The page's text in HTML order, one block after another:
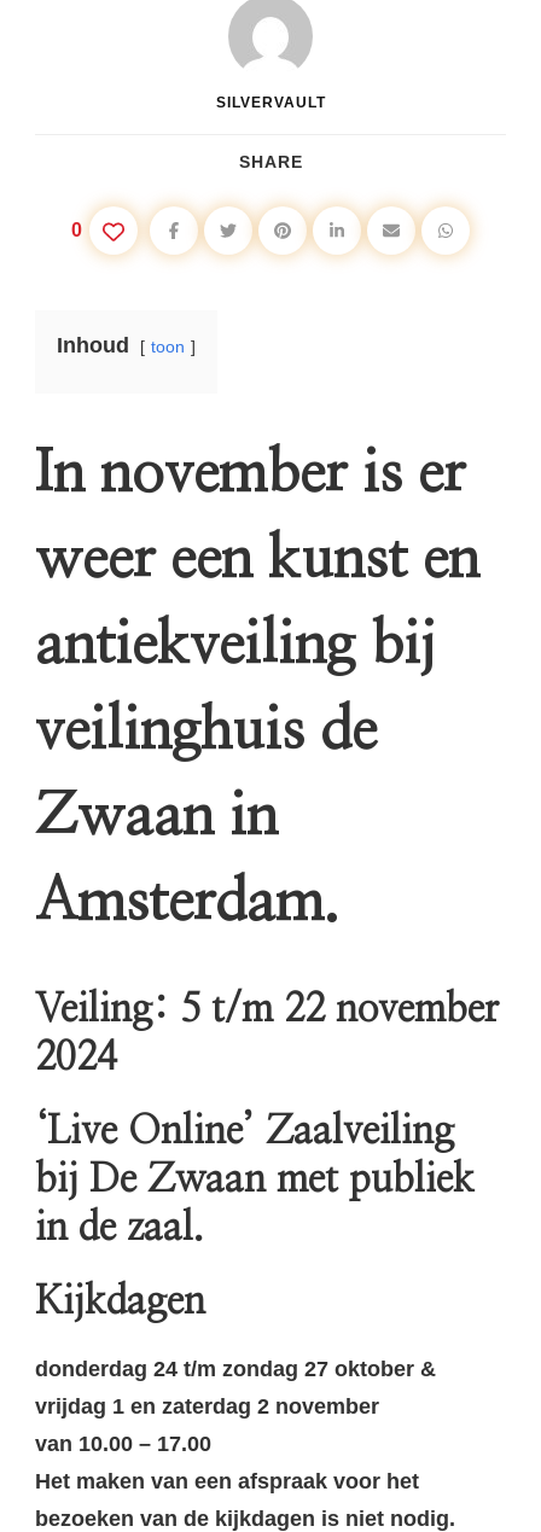
SILVERVAULT
SHARE
0
Inhoud toon
In november is er
weer een kunst en
antiekveiling bij
veilinghuis de
Zwaan in
Amsterdam.
Veiling: 5 t/m 22 november
2024
‘Live Online’ Zaalveiling
bij De Zwaan met publiek
in de zaal.
Kijkdagen
donderdag 24 t/m zondag 27 oktober &
vrijdag 1 en zaterdag 2 november
van 10.00 – 17.00
Het maken van een afspraak voor het
bezoeken van de kijkdagen is niet nodig.